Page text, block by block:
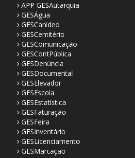
APP GESAutarquia
GESÁgua
GESCanídeo
GESCemitério
GESComunicação
GESContPública
GESDenúncia
GESDocumental
GESElevador
GESEscola
GESEstatística
GESFaturação
GESFeira
GESInventário
GESLicenciamento
GESMarcação